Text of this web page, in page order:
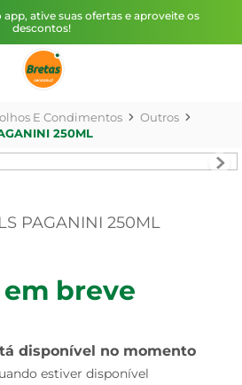
app, ative suas ofertas e aproveite os
descontos!
E Condimentos
Outros
250ML
PAGANINI 250ML
breve
disponível no momento
estiver disponível